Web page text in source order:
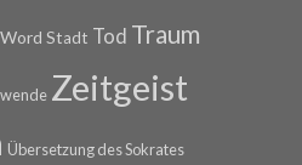
Stadt Tod Traum
Zeitgeist
Übersetzung des Sokrates